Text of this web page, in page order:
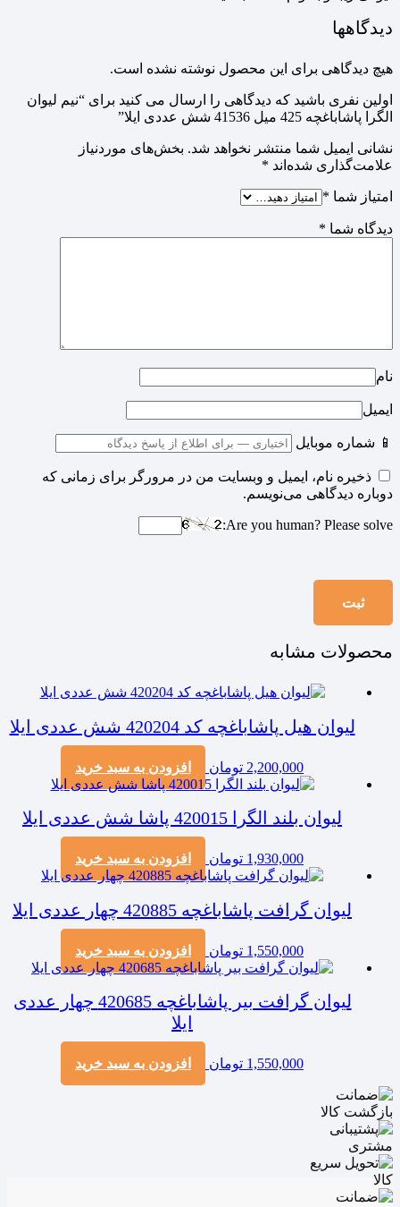
دیدگاهها
هیچ دیدگاهی برای این محصول نوشته نشده است.
اولین نفری باشید که دیدگاهی را ارسال می کنید برای “نیم لیوان
الگرا پاشاباغچه 425 میل 41536 شش عددی ایلا”
نشانی ایمیل شما منتشر نخواهد شد. بخش‌های موردنیاز
علامت‌گذاری شده‌اند *
امتیاز شما *
دیدگاه شما *
نام
ایمیل
📱 شماره موبایل
ذخیره نام، ایمیل و وبسایت من در مرورگر برای زمانی که
دوباره دیدگاهی می‌نویسم.
Are you human? Please solve:
محصولات مشابه
لیوان هیل پاشاباغچه کد 420204 شش عددی ایلا
2,200,000 تومان افزودن به سبد خرید
لیوان بلند الگرا 420015 پاشا شش عددی ایلا
1,930,000 تومان افزودن به سبد خرید
لیوان گرافت پاشاباغچه 420885 چهار عددی ایلا
1,550,000 تومان افزودن به سبد خرید
لیوان گرافت بیر پاشاباغچه 420685 چهار عددی
ایلا
1,550,000 تومان افزودن به سبد خرید